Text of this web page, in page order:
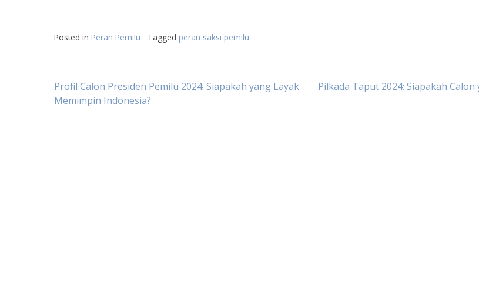
Posted in Peran Pemilu Tagged peran saksi pemilu
Post
Profil Calon Presiden Pemilu 2024: Siapakah yang Layak
Memimpin Indonesia?
Pilkada Taput 2024: Siapakah